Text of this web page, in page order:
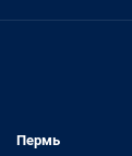
Пермь